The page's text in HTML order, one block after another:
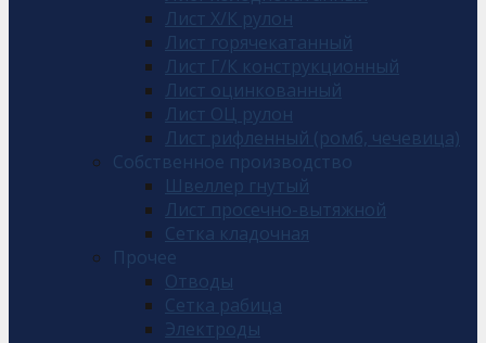
Лист Х/К рулон
Лист горячекатанный
Лист Г/К конструкционный
Лист оцинкованный
Лист ОЦ рулон
Лист рифленный (ромб, чечевица)
Собственное производство
Швеллер гнутый
Лист просечно-вытяжной
Сетка кладочная
Прочее
Отводы
Сетка рабица
Электроды